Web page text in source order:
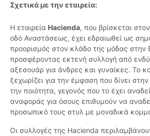
Σχετικά με την εταιρεία:
Η εταιρεία Hacienda, που βρίσκεται
οδό Αναστάσεως, έχει εδραιωθεί ως
προορισμός στον κλάδο της μόδας στην
προσφέροντας εκτενή συλλογή από
αξεσουάρ για άνδρες και γυναίκες. Το
ξεχωρίζει για την έμφαση που δίνει στην
την ποιότητα, γεγονός που το έχει
αναφοράς για όσους επιθυμούν να
προσωπικό τους στυλ με μοναδικά
Οι συλλογές της Hacienda